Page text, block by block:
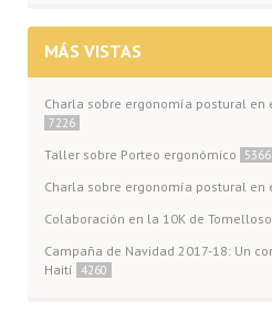
MÁS VISTAS
Charla sobre ergonomía postural en
7226
Taller sobre Porteo ergonómico 5366
Charla sobre ergonomía postural en
Colaboración en la 10K de Tomelloso
Campaña de Navidad 2017-18: Un
Haití
4260